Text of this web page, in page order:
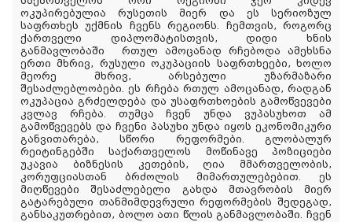
ოკუპირებულია რუსეთის მიერ და ეს სერიოზულ
საფრთხეს უქმნის ჩვენს რეგიონს. ჩემთვის, როგორც
ქართველი დიპლომატისთვის, დიდი ხნის
განმავლობაში რთულ ამოცანად რჩებოდა ამეხსნა
ერთი მხრივ, რუსული ოკუპაციის საფრთხეები, ხოლო
მეორე მხრივ, არსებული უზარმაზარი
შესაძლებლობები. ეს რჩება რთულ ამოცანად, რადგან
ოკუპაცია გრძელდება და უსაფრთხოების გამოწვევები
კვლავ რჩება. თუმცა ჩვენ უნდა ვუპასუხოთ ამ
გამოწვევებს და ჩვენი პასუხი უნდა იყოს ეკონომიკური
განვითარება, სწორი რეფორმები. გლობალურ
რეიტინგებში საქართველოს მოწინავე პოზიციები
უკავია ბიზნესის კეთების, ღია მმართველობის,
კორუფციასთან ბრძოლის მიმართულებებით. ეს
მიღწევები შესაძლებელი გახდა მთავრობის მიერ
გატარებული თანმიმდევრული რეფორმების შედეგად,
განსაკუთრებით, ბოლო ათი წლის განმავლობაში. ჩვენ